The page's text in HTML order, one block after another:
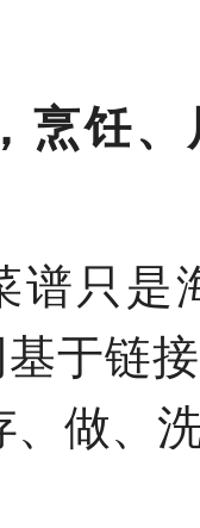
烹饪
谱只是
于链
、做、